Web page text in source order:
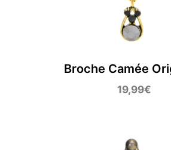
Broche Camée
19,99€